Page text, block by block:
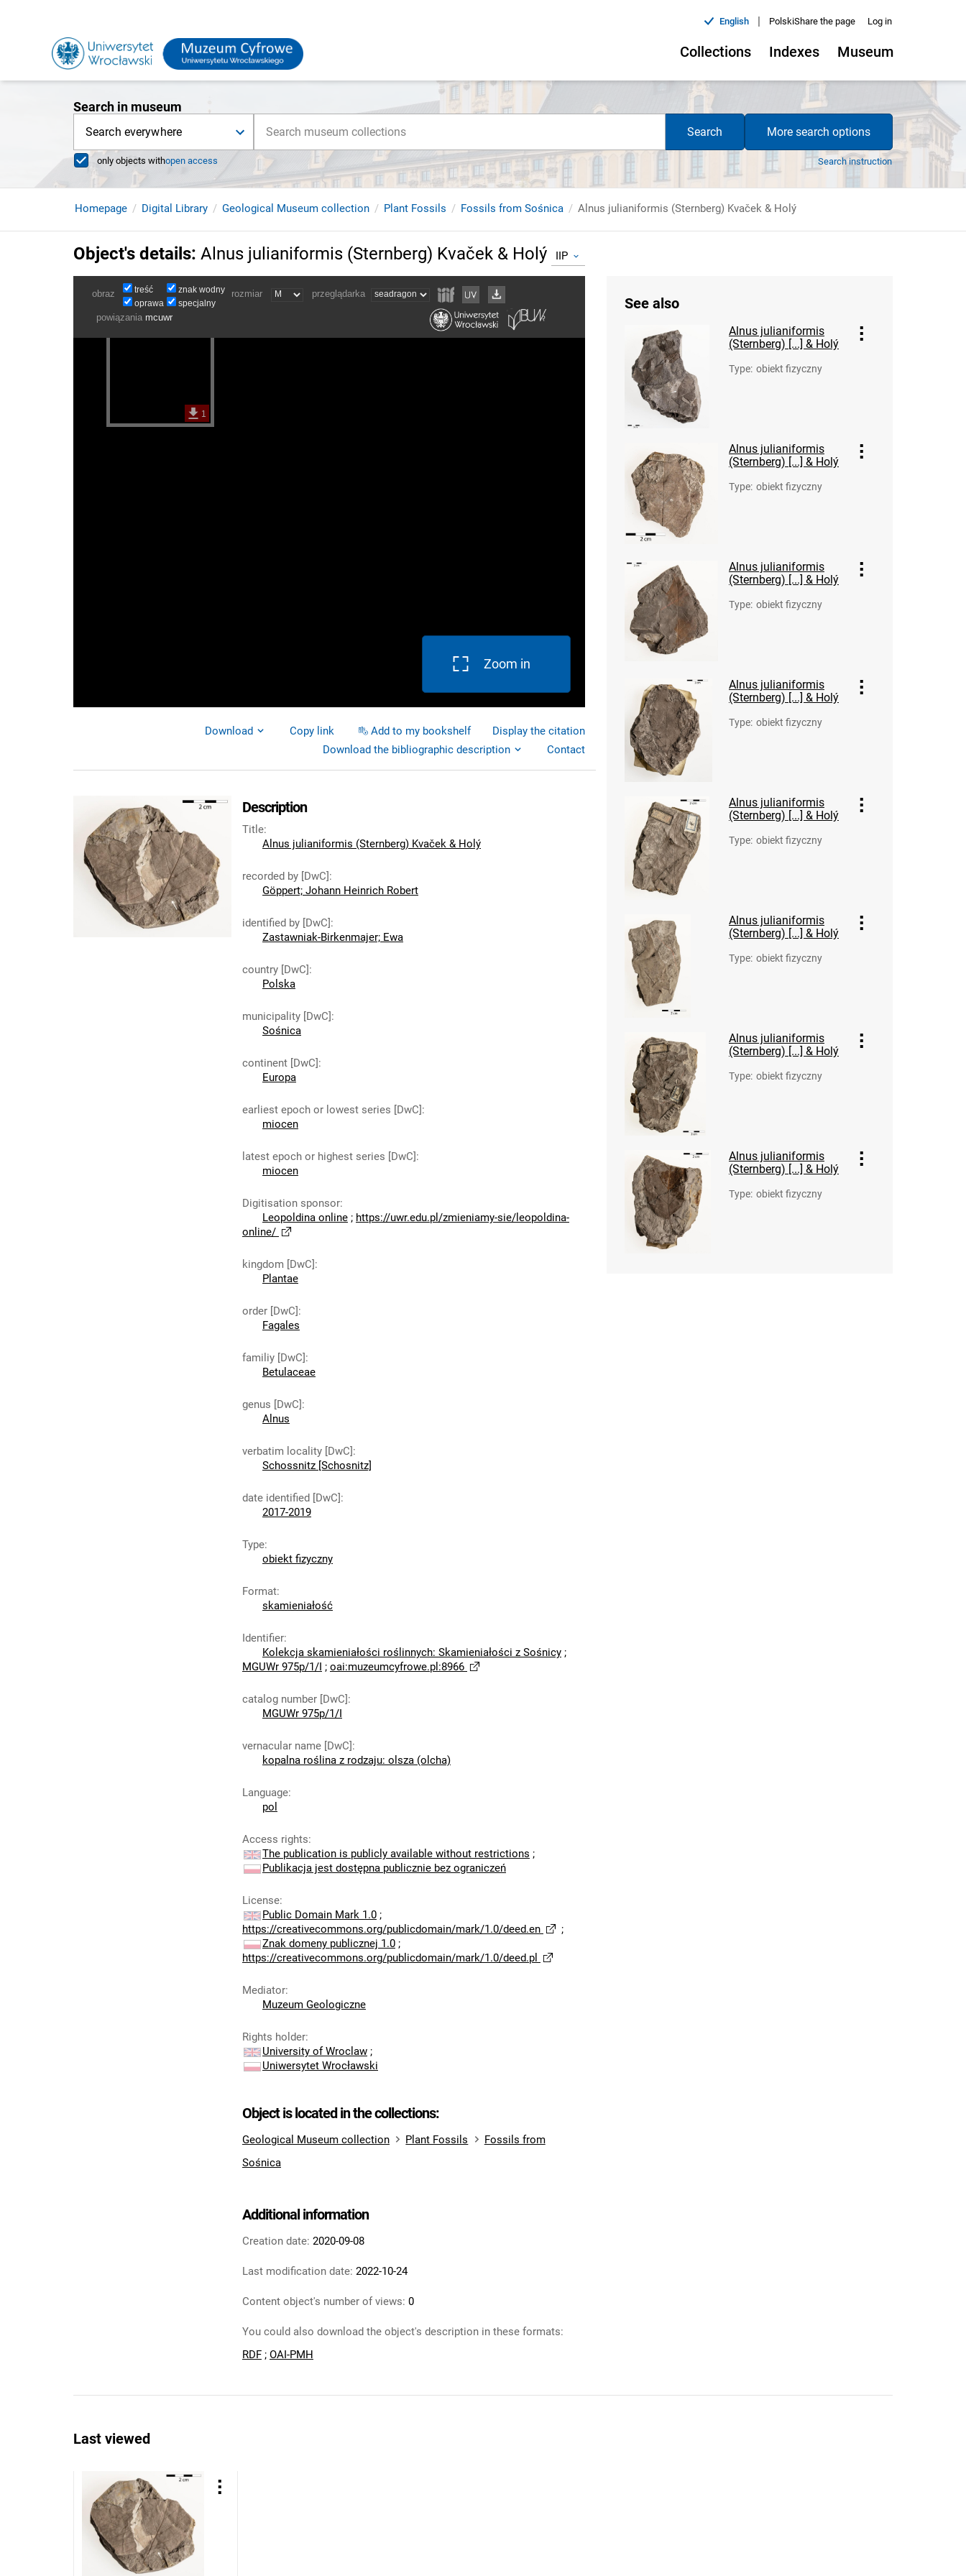
English | PolskiShare the page Log in
Collections Indexes Museum
Search in museum
Search everywhere Search More search options
only objects withopen access Search instruction
Homepage Digital Library Geological Museum collection Plant Fossils Fossils from Sośnica Alnus julianiformis (Sternberg) Kvaček & Holý
Object's details: Alnus julianiformis (Sternberg) Kvaček & Holý IIP
Zoom in
Download Copy link Add to my bookshelf
Display the citation
Download the bibliographic description
Contact
Description
Title:
Alnus julianiformis (Sternberg) Kvaček & Holý
recorded by [DwC]:
Göppert; Johann Heinrich Robert
identified by [DwC]:
Zastawniak-Birkenmajer; Ewa
country [DwC]:
Polska
municipality [DwC]:
Sośnica
continent [DwC]:
Europa
earliest epoch or lowest series [DwC]:
miocen
latest epoch or highest series [DwC]:
miocen
Digitisation sponsor:
Leopoldina online ; https://uwr.edu.pl/zmieniamy-sie/leopoldina-
online/
kingdom [DwC]:
Plantae
order [DwC]:
Fagales
familiy [DwC]:
Betulaceae
genus [DwC]:
Alnus
verbatim locality [DwC]:
Schossnitz [Schosnitz]
date identified [DwC]:
2017-2019
Type:
obiekt fizyczny
Format:
skamieniałość
Identifier:
Kolekcja skamieniałości roślinnych: Skamieniałości z Sośnicy ;
MGUWr 975p/1/I ; oai:muzeumcyfrowe.pl:8966
catalog number [DwC]:
MGUWr 975p/1/I
vernacular name [DwC]:
kopalna roślina z rodzaju: olsza (olcha)
Language:
pol
Access rights:
The publication is publicly available without restrictions ;
Publikacja jest dostępna publicznie bez ograniczeń
License:
Public Domain Mark 1.0 ;
https://creativecommons.org/publicdomain/mark/1.0/deed.en
;
Znak domeny publicznej 1.0 ;
https://creativecommons.org/publicdomain/mark/1.0/deed.pl
Mediator:
Muzeum Geologiczne
Rights holder:
University of Wroclaw ;
Uniwersytet Wrocławski
Object is located in the collections:
Geological Museum collection Plant Fossils
Fossils from
Sośnica
Additional information
Creation date: 2020-09-08
Last modification date: 2022-10-24
Content object's number of views: 0
You could also download the object's description in these formats:
RDF ; OAI-PMH
See also
Alnus julianiformis
(Sternberg) [...] & Holý
Type: obiekt fizyczny
Alnus julianiformis
(Sternberg) [...] & Holý
Type: obiekt fizyczny
Alnus julianiformis
(Sternberg) [...] & Holý
Type: obiekt fizyczny
Alnus julianiformis
(Sternberg) [...] & Holý
Type: obiekt fizyczny
Alnus julianiformis
(Sternberg) [...] & Holý
Type: obiekt fizyczny
Alnus julianiformis
(Sternberg) [...] & Holý
Type: obiekt fizyczny
Alnus julianiformis
(Sternberg) [...] & Holý
Type: obiekt fizyczny
Alnus julianiformis
(Sternberg) [...] & Holý
Type: obiekt fizyczny
Last viewed